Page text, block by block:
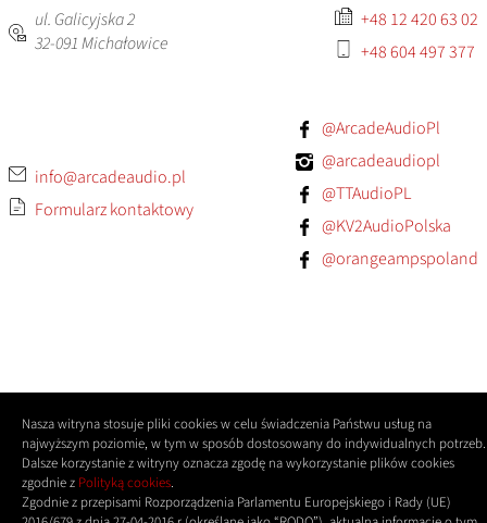
ul. Galicyjska 2
32-091Michałowice
+48 12 420 63 02
+48 604 497 377
info@arcadeaudio.pl
Formularz kontaktowy
@ArcadeAudioPl
@arcadeaudiopl
@TTAudioPL
@KV2AudioPolska
@orangeampspoland
Nasza witryna stosuje pliki cookies w celu świadczenia Państwu usług na
najwyższym poziomie, w tym w sposób dostosowany do indywidualnych potrzeb.
Dalsze korzystanie z witryny oznacza zgodę na wykorzystanie plików cookies
zgodnie z Polityką cookies.
Zgodnie z przepisami Rozporządzenia Parlamentu Europejskiego i Rady (UE)